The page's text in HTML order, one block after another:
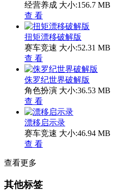
经营养成 大小:156.7 MB
查 看
扭矩漂移破解版
赛车竞速 大小:52.31 MB
查 看
侏罗纪世界破解版
角色扮演 大小:36.53 MB
查 看
漂移启示录
赛车竞速 大小:46.94 MB
查 看
查看更多
其他标签